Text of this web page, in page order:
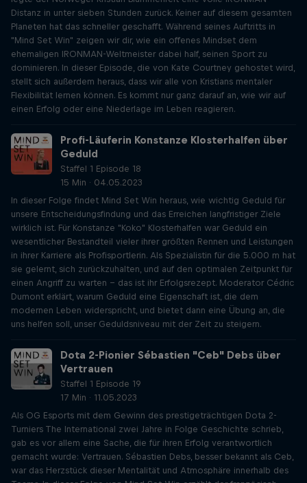
Distanz in unter sieben Stunden zurück. Keiner auf diesem gesamten
Planeten hat das schneller geschafft. Während seines Auftritts in
"Mind Set Win" zeigen wir dir, wie ein offenes Mindset dem
ehemaligen IRONMAN-Weltmeister dabei half, seinen Sport zu
dominieren. In dieser Episode, die von Kate Courtney gehostet wird,
stellt sich außerdem heraus, dass wir alle von Kristians mentaler
Flexibilität lernen können. Es kommt nur ganz darauf an, wie wir auf
einen Erfolg oder eine Niederlage im Leben reagieren.
Profi-Läuferin Konstanze Klosterhalfen über
Geduld
Staffel 1 Episode 18
15 Min · 04.05.2023
In dieser Folge findet Mind Set Win heraus, wie wichtig Geduld für
unsere Entscheidungsfindung und das Erreichen langfristiger Ziele
wirklich ist. Für Konstanze "Koko" Klosterhalfen war Geduld ein
wesentlicher Bestandteil vieler ihrer größten Rennen und Leistungen
in ihrer Karriere als Profisportlerin. Als Spezialistin für die 5.000 m hat
sie gelernt, sich zurückzuhalten, und auf den optimalen Zeitpunkt für
einen Angriff zu warten - das ist ihr Erfolgsrezept. Moderator Cédric
Dumont erklärt, warum Geduld eine Eigenschaft ist, die dem
modernen Leben widerspricht, und bietet dann eine Übung an, die
uns helfen soll, unser Geduldsniveau mit der Zeit zu steigern.
Dota 2-Pionier Sébastien "Ceb" Debs über
Vertrauen
Staffel 1 Episode 19
17 Min · 11.05.2023
Als OG Esports mit dem Gewinn des prestigeträchtigen Dota 2-
Turniers The International zwei Jahre in Folge Geschichte schrieb,
gab es vor allem eine Sache, die für ihren Erfolg verantwortlich
gemacht wurde: Vertrauen. Sébastien Debs, besser bekannt als Ceb,
war das Herzstück dieser Mentalität und Atmosphäre innerhalb des